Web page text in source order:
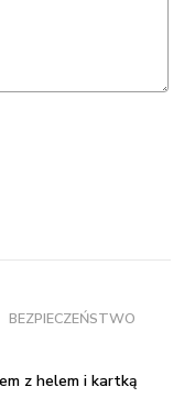
BEZPIECZEŃSTWO
z helem i kartką